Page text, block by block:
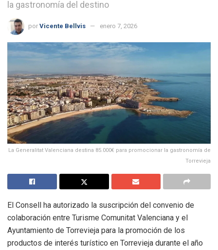
la gastronomía del destino
por Vicente Bellvis enero 7, 2026
La Generalitat Valenciana destina 85.000€ para promocionar la gastronomía de
Torrevieja
El Consell ha autorizado la suscripción del convenio de
colaboración entre Turisme Comunitat Valenciana y el
Ayuntamiento de Torrevieja para la promoción de los
productos de interés turístico en Torrevieja durante el año